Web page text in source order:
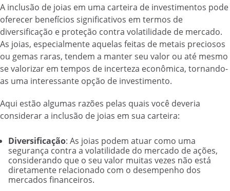
A inclusão de joias em uma carteira de investimentos pode
oferecer benefícios significativos em termos de
diversificação e proteção contra volatilidade de mercado.
As joias, especialmente aquelas feitas de metais preciosos
ou gemas raras, tendem a manter seu valor ou até mesmo
se valorizar em tempos de incerteza econômica, tornando-
as uma interessante opção de investimento.
Aqui estão algumas razões pelas quais você deveria
considerar a inclusão de joias em sua carteira:
Diversificação: As joias podem atuar como uma
segurança contra a volatilidade do mercado de ações,
considerando que o seu valor muitas vezes não está
diretamente relacionado com o desempenho dos
mercados financeiros.